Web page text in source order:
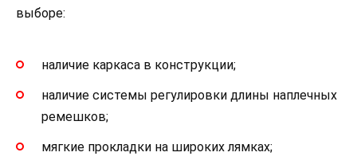
выборе:
наличие каркаса в конструкции;
наличие системы регулировки длины наплечных
ремешков;
мягкие прокладки на широких лямках;